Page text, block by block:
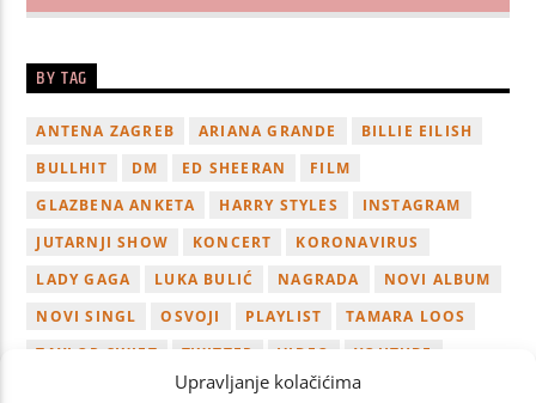
Upravljanje kolačićima
BY TAG
ANTENA ZAGREB ARIANA GRANDE
BILLIE EILISH
BULLHIT
DM ED SHEERAN
FILM
GLAZBENA ANKETA
HARRY STYLES
INSTAGRAM
JUTARNJI SHOW
KONCERT
KORONAVIRUS
LADY GAGA
LUKA BULIĆ NAGRADA
NOVI ALBUM
NOVI SINGL
OSVOJI PLAYLIST
TAMARA LOOS
TAYLOR SWIFT
TWITTER VIDEO
YOUTUBE